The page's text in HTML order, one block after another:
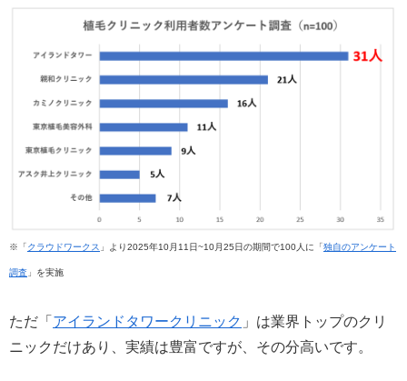
※「クラウドワークス 」より2025年10月11日~10月25日の期間で100人に「独自のアンケート
調査 」を実施
ただ「 アイランドタワークリニック 」は業界トップのクリ
ニックだけあり、実績は豊富ですが、その分高いです。